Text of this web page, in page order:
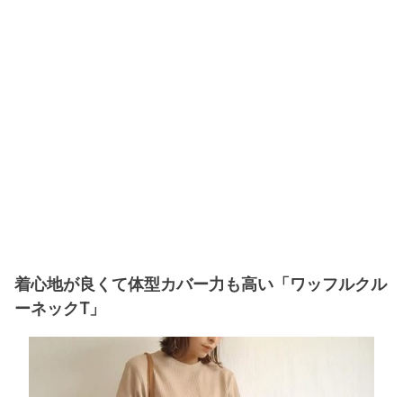
着心地が良くて体型カバー力も高い「ワッフルクル
ーネックT」